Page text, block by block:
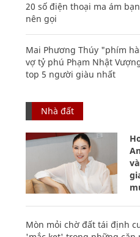
20 số điện thoại ma ám
nên gọi
Mai Phương Thúy "phím
vợ tỷ phú Phạm Nhật
top 5 người giàu nhất
Nhà đất
Mòn mỏi chờ đất tái định